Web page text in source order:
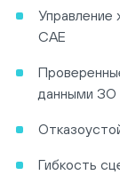
Управление
CAE
данными
Гибкость